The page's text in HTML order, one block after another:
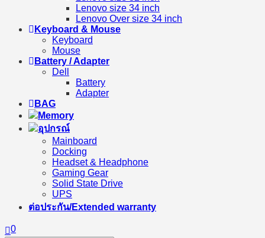
Lenovo size 34 inch
Lenovo Over size 34 inch
Keyboard & Mouse
Keyboard
Mouse
Battery / Adapter
Dell
Battery
Adapter
BAG
Memory
อุปกรณ์
Mainboard
Docking
Headset & Headphone
Gaming Gear
Solid State Drive
UPS
ต่อประกัน/Extended warranty
0